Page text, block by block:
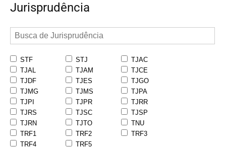
Jurisprudência
STF STJ
TJAC
TJAL
TJAM
TJCE
TJDF
TJES
TJGO
TJMG
TJMS
TJPA
TJPI
TJPR
TJRR
TJRS
TJSC
TJSP
TJRN
TJTO
TNU
TRF1
TRF2
TRF3
TRF4
TRF5